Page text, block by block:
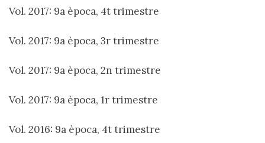
Vol. 2017: 9a època, 4t trimestre
Vol. 2017: 9a època, 3r trimestre
Vol. 2017: 9a època, 2n trimestre
Vol. 2017: 9a època, 1r trimestre
Vol. 2016: 9a època, 4t trimestre